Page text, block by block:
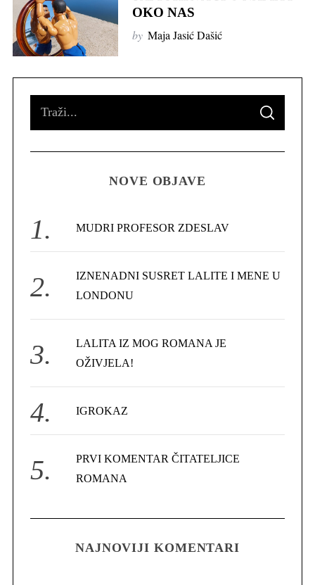
OKO NAS
by Maja Jasić Dašić
o
S
A
C
NOVE OBJAVE
MUDRI PROFESOR ZDESLAV
IZNENADNI SUSRET LALITE I MENE U
LONDONU
LALITA IZ MOG ROMANA JE
OŽIVJELA!
IGROKAZ
PRVI KOMENTAR ČITATELJICE
ROMANA
NAJNOVIJI KOMENTARI